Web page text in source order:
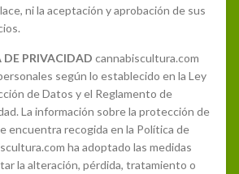
ni la aceptación y aprobación de sus
PRIVACIDAD cannabiscultura.com
según lo establecido en la Ley
de Datos y el Reglamento de
La información sobre la protección de
encuentra recogida en la Política de
ha adoptado las medidas
la alteración, pérdida, tratamiento o